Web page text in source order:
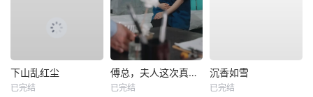
下山乱红尘
已完结
傅总，夫人这次真的死了
已完结
沉香如雪
已完结